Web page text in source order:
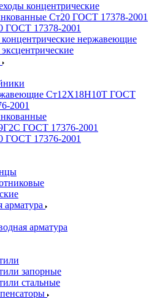
концентрические
Ст20 ГОСТ 17378-2001
ГОСТ 17378-2001
нержавеющие
Ст12Х18Н10Т ГОСТ
2001
ГОСТ 17376-2001
ГОСТ 17376-2001
арматура
арматура
запорные
стальные